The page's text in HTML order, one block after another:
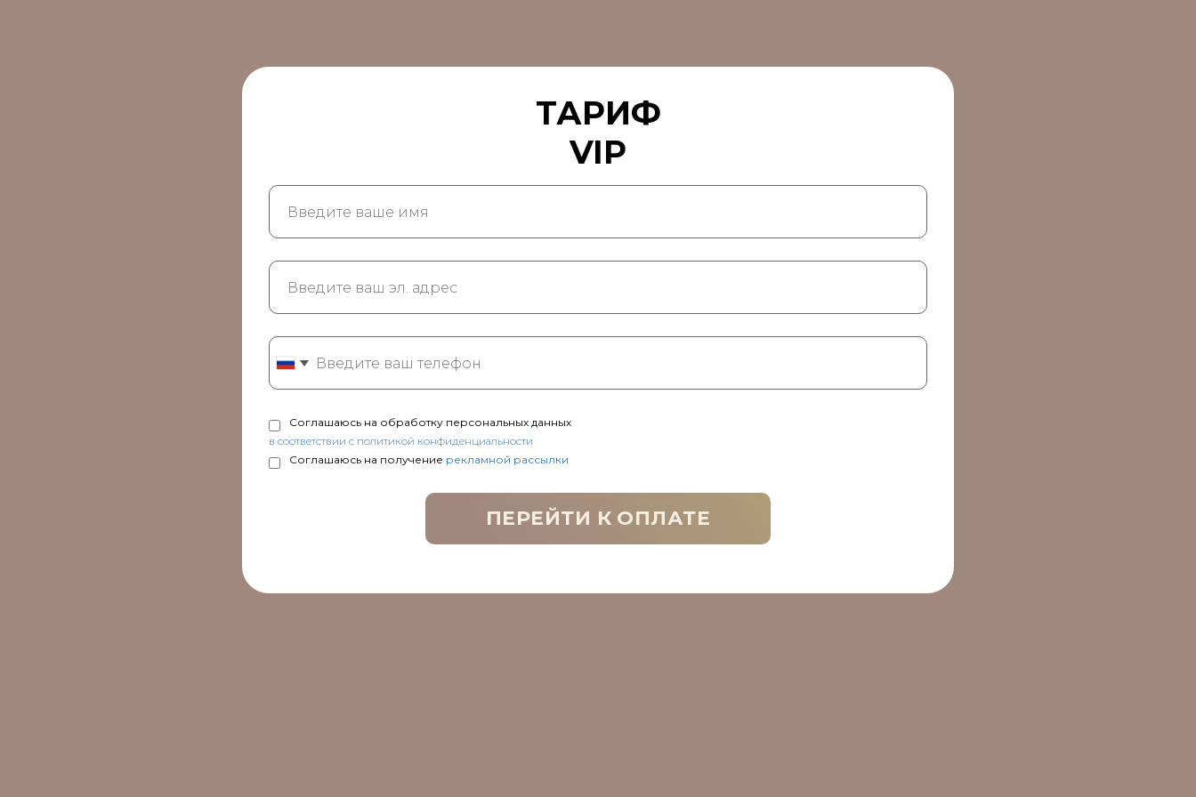
ТАРИФ
VIP
Соглашаюсь на обработку персональных данных
в соответствии с политикой конфиденциальности
Соглашаюсь на получение рекламной рассылки
ПЕРЕЙТИ К ОПЛАТЕ